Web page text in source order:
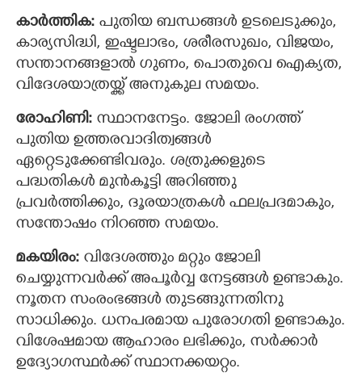
കാര്‍ത്തിക: പുതിയ ബന്ധങ്ങള്‍ ഉടലെടുക്കും,
കാര്യസിദ്ധി, ഇഷ്ടലാഭം, ശരീരസുഖം, വിജയം,
സന്താനങ്ങളാൽ ഗുണം, പൊതുവെ ഐക്യത,
വിദേശയാത്രയ്ക്ക് അനുകുല സമയം.
രോഹിണി: സ്ഥാനനേട്ടം. ജോലി രംഗത്ത്
പുതിയ ഉത്തരവാദിത്വങ്ങൾ
ഏറ്റെടുക്കേണ്ടിവരും. ശത്രുക്കളുടെ
പദ്ധതികള്‍ മുന്‍കൂട്ടി അറിഞ്ഞു
പ്രവർത്തിക്കും, ദൂരയാത്രകള്‍ ഫലപ്രദമാകും,
സന്തോഷം നിറഞ്ഞ സമയം.
മകയിരം: വിദേശത്തും മറ്റും ജോലി
ചെയ്യുന്നവര്‍ക്ക് അപൂര്‍വ്വ നേട്ടങ്ങള്‍ ഉണ്ടാകും.
നൂതന സംരംഭങ്ങള്‍ തുടങ്ങുന്നതിനു
സാധിക്കും. ധനപരമായ പുരോഗതി ഉണ്ടാകും.
വിശേഷമായ ആഹാരം ലഭിക്കും, സര്‍ക്കാര്‍
ഉദ്യോഗസ്ഥര്‍ക്ക് സ്ഥാനക്കയറ്റം.